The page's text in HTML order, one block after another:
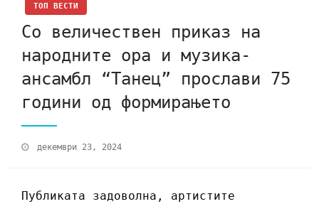
ТОП ВЕСТИ
Со величествен приказ на
народните ора и музика-
ансамбл “Танец” прослави 75
години од формирањето
декември 23, 2024
Публиката задоволна, артистите